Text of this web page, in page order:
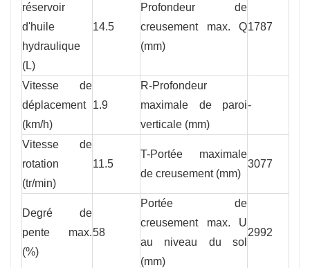
réservoir
d'huile
hydraulique
(L)
14.5
Profondeur de
creusement max. Q
(mm)
1787
Vitesse de
déplacement
(km/h)
1.9
R-Profondeur
maximale de paroi
verticale (mm)
-
Vitesse de
rotation
(tr/min)
11.5
T-Portée maximale
de creusement (mm)
3077
Degré de
pente max.
(%)
58
Portée de
creusement max. U
au niveau du sol
(mm)
2992